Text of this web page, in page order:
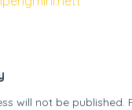
will not be published.